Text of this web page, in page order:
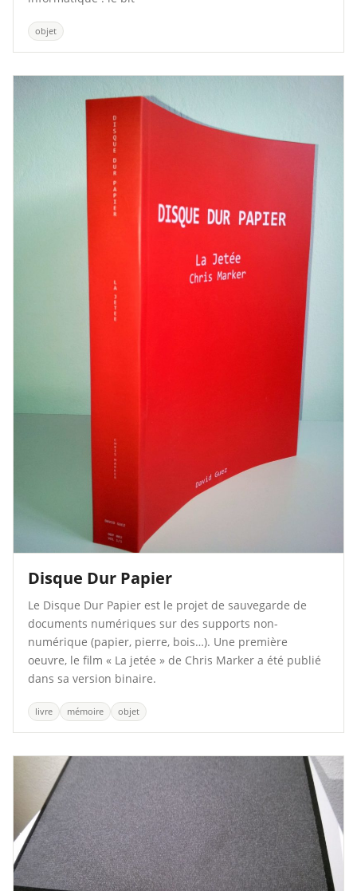
objet
Disque Dur Papier
Le Disque Dur Papier est le projet de sauvegarde de
documents numériques sur des supports non-
numérique (papier, pierre, bois…). Une première
oeuvre, le film « La jetée » de Chris Marker a été publié
dans sa version binaire.
livre mémoire objet